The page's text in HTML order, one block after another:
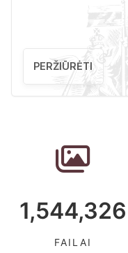
PERŽIŪRĖTI
1,544,326
FAILAI